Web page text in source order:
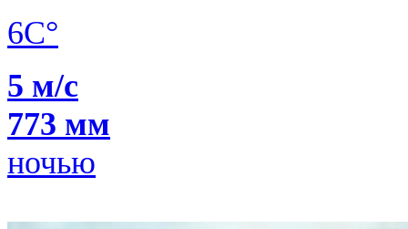
6C°
5 м/с
773 мм
ночью